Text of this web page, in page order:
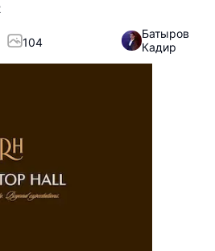
104
Батыров
Кадир